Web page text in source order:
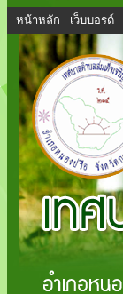
หน้าหลัก | เว็บบอรด์ |